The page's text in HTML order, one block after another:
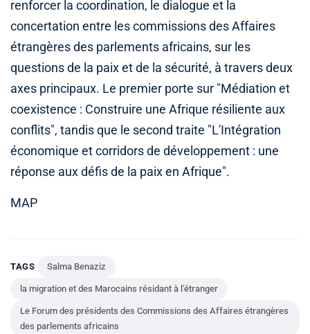
renforcer la coordination, le dialogue et la
concertation entre les commissions des Affaires
étrangères des parlements africains, sur les
questions de la paix et de la sécurité, à travers deux
axes principaux. Le premier porte sur "Médiation et
coexistence : Construire une Afrique résiliente aux
conflits", tandis que le second traite "L'Intégration
économique et corridors de développement : une
réponse aux défis de la paix en Afrique".
MAP
TAGS Salma Benaziz
la migration et des Marocains résidant à l'étranger
Le Forum des présidents des Commissions des Affaires étrangères
des parlements africains